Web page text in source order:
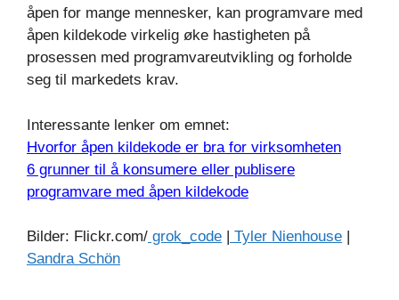
åpen for mange mennesker, kan programvare med
åpen kildekode virkelig øke hastigheten på
prosessen med programvareutvikling og forholde
seg til markedets krav.
Interessante lenker om emnet:
Hvorfor åpen kildekode er bra for virksomheten
6 grunner til å konsumere eller publisere
programvare med åpen kildekode
Bilder: Flickr.com/ grok_code | Tyler Nienhouse |
Sandra Schön